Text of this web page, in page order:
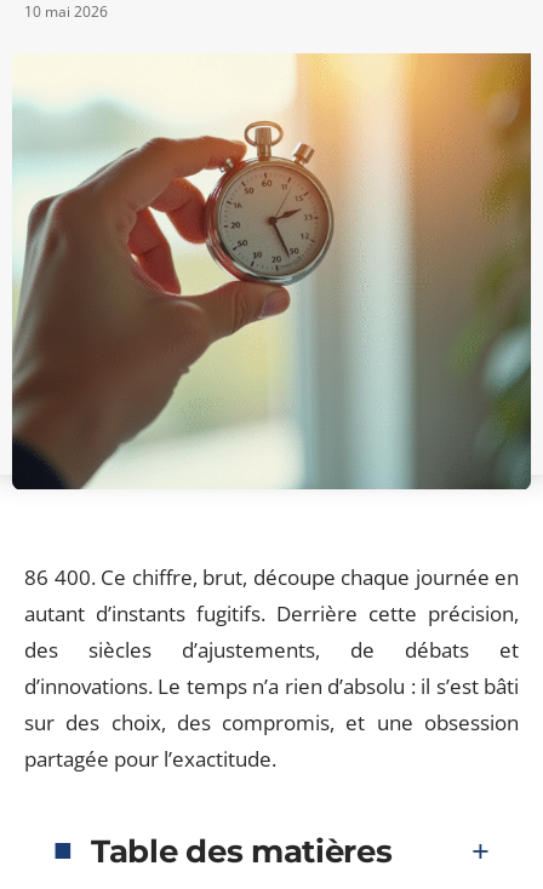
10 mai 2026
86 400. Ce chiffre, brut, découpe chaque journée en
autant d’instants fugitifs. Derrière cette précision,
des siècles d’ajustements, de débats et
d’innovations. Le temps n’a rien d’absolu : il s’est bâti
sur des choix, des compromis, et une obsession
partagée pour l’exactitude.
Table des matières